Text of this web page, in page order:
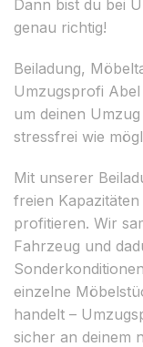
Dann bist du bei
genau richtig!
Beiladung,
Umzugsprofi
um deinen
stressfrei wie
Mit unserer
freien
profitieren. Wir
Fahrzeug und
einzelne
handelt –
sicher an deinem